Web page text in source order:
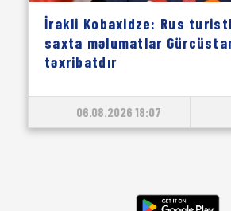
İrakli Kobaxidze: Rus
saxta məlumatlar
təxribatdır
06.08.2026 18:07